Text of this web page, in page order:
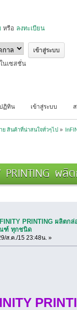
หรือ ลงทะเบียน
นเซสชั่น
ฏิทิน เข้าสู่ระบบ
ย สินค้าที่น่าสนใจทั่วๆไป »
PRINTING
PRINTING ผลิตก
ฑ์ ทุกชนิด
ส.ค./15 23:48น. »